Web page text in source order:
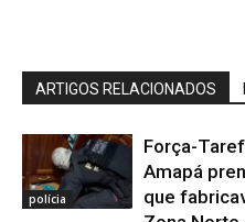
ARTIGOS RELACIONADOS
polícia
Força-
Amapá
que